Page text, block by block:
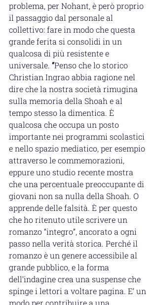
problema, per Nohant, è però proprio
il passaggio dal personale al
collettivo: fare in modo che questa
grande ferita si consolidi in un
qualcosa di più resistente e
universale. “Penso che lo storico
Christian Ingrao abbia ragione nel
dire che la nostra società rimugina
sulla memoria della Shoah e al
tempo stesso la dimentica. È
qualcosa che occupa un posto
importante nei programmi scolastici
e nello spazio mediatico, per esempio
attraverso le commemorazioni,
eppure uno studio recente mostra
che una percentuale preoccupante di
giovani non sa nulla della Shoah. O
apprende delle falsità. È per questo
che ho ritenuto utile scrivere un
romanzo “integro”, ancorato a ogni
passo nella verità storica. Perché il
romanzo è un genere accessibile al
grande pubblico, e la forma
dell’indagine crea una suspense che
spinge i lettori a voltare pagina. E’ un